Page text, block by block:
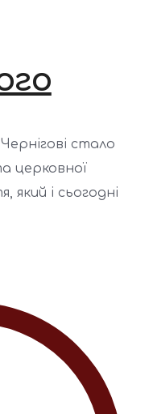
стало
церковної
який і сьогодні